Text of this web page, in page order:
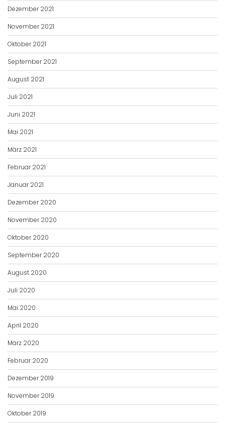
Dezember 2021
November 2021
Oktober 2021
September 2021
August 2021
Juli 2021
Juni 2021
Mai 2021
März 2021
Februar 2021
Januar 2021
Dezember 2020
November 2020
Oktober 2020
September 2020
August 2020
Juli 2020
Mai 2020
April 2020
März 2020
Februar 2020
Dezember 2019
November 2019
Oktober 2019